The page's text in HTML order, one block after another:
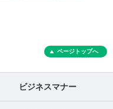
ページトップへ
ビジネスマナー